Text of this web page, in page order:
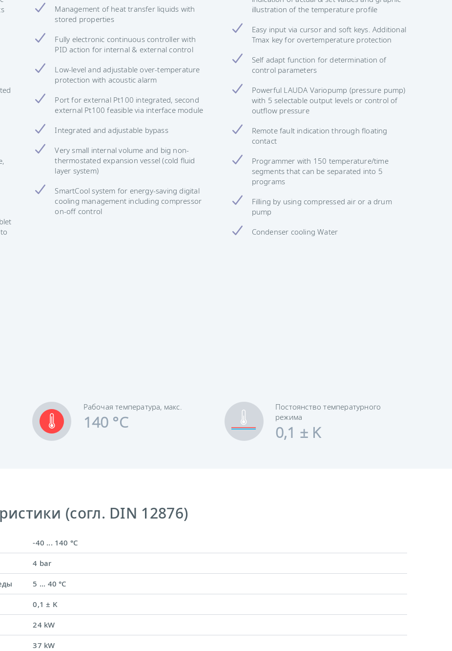
Management of heat transfer liquids with
stored properties
Fully electronic continuous controller with
PID action for internal & external control
Low-level and adjustable over-temperature
protection with acoustic alarm
Port for external Pt100 integrated, second
external Pt100 feasible via interface module
Integrated and adjustable bypass
Very small internal volume and big non-
thermostated expansion vessel (cold fluid
layer system)
SmartCool system for energy-saving digital
cooling management including compressor
on-off control
illustration of the temperature profile
Easy input via cursor and soft keys. Additional
Tmax key for overtemperature protection
Self adapt function for determination of
control parameters
Powerful LAUDA Variopump (pressure pump)
with 5 selectable output levels or control of
outflow pressure
Remote fault indication through floating
contact
Programmer with 150 temperature/time
segments that can be separated into 5
programs
Filling by using compressed air or a drum
pump
Condenser cooling Water
Рабочая температура, макс.
140 °C
Постоянство температурного
режима
0,1 ± K
(согл. DIN 12876)
-40 ... 140 °C
4 bar
5 ... 40 °C
0,1 ± K
24 kW
37 kW